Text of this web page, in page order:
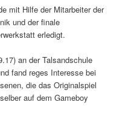
mit Hilfe der Mitarbeiter der
und der finale
erledigt.
an der Talsandschule
fand reges Interesse bei
die das Originalspiel
auf dem Gameboy